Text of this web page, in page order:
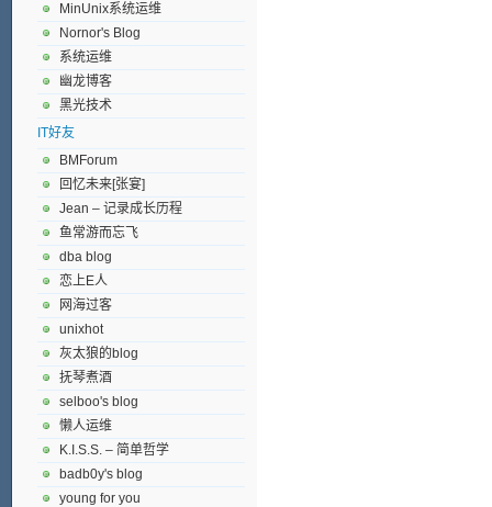
MinUnix系统运维
Nornor's Blog
系统运维
幽龙博客
黑光技术
IT好友
BMForum
回忆未来[张宴]
Jean – 记录成长历程
鱼常游而忘飞
dba blog
恋上E人
网海过客
unixhot
灰太狼的blog
抚琴煮酒
selboo's blog
懒人运维
K.I.S.S. – 简单哲学
badb0y's blog
young for you